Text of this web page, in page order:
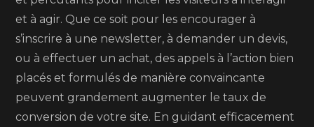
et à agir. Que ce soit pour les encourager à
s’inscrire à une newsletter, à demander un devis,
ou à effectuer un achat, des appels à l’action bien
placés et formulés de manière convaincante
peuvent grandement augmenter le taux de
conversion de votre site. En guidant efficacement